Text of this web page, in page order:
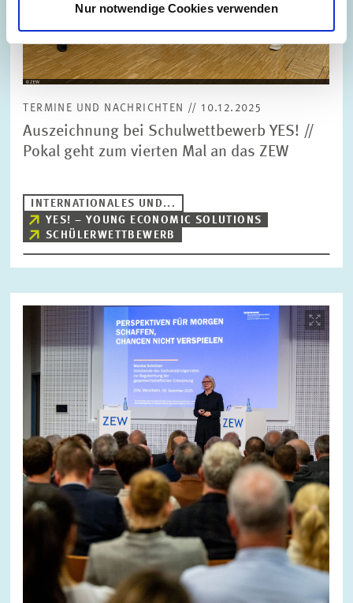
Nur notwendige Cookies verwenden
TERMINE UND NACHRICHTEN // 10.12.2025
Auszeichnung bei Schulwettbewerb YES! //
Pokal geht zum vierten Mal an das ZEW
INTERNATIONALES UND...
YES! – YOUNG ECONOMIC SOLUTIONS
SCHÜLERWETTBEWERB
öffnet
vergrößerter
Ansicht